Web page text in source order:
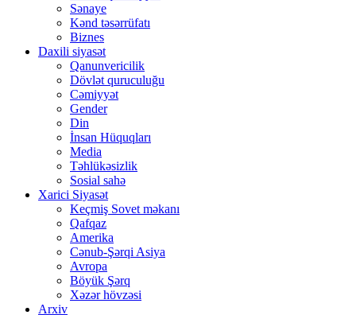
Sənaye
Kənd təsərrüfatı
Biznes
Daxili siyasət
Qanunvericilik
Dövlət quruculuğu
Cəmiyyət
Gender
Din
İnsan Hüquqları
Media
Təhlükəsizlik
Sosial sahə
Xarici Siyasət
Keçmiş Sovet məkanı
Qafqaz
Amerika
Cənub-Şərqi Asiya
Avropa
Böyük Şərq
Xəzər hövzəsi
Arxiv